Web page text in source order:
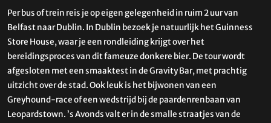
Per bus of trein reis je op eigen gelegenheid in ruim 2 uur van
Belfast naar Dublin. In Dublin bezoek je natuurlijk het Guinness
Store House, waar je een rondleiding krijgt over het
bereidingsproces van dit fameuze donkere bier. De tour wordt
afgesloten met een smaaktest in de Gravity Bar, met prachtig
uitzicht over de stad. Ook leuk is het bijwonen van een
Greyhound-race of een wedstrijd bij de paardenrenbaan van
Leopardstown. ’s Avonds valt er in de smalle straatjes van de